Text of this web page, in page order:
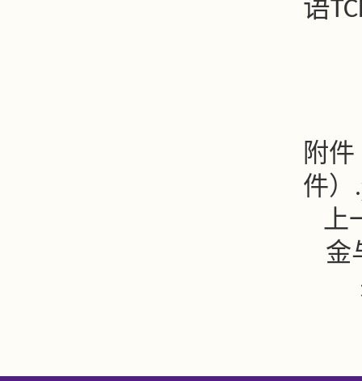
语
附件
件）
金